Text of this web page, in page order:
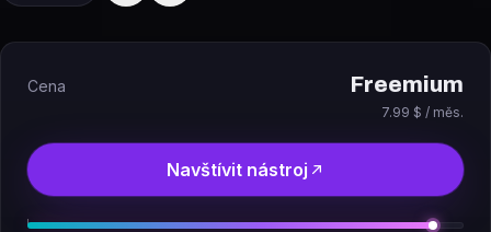
Cena Freemium
7.99 $ / měs.
Navštívit nástroj